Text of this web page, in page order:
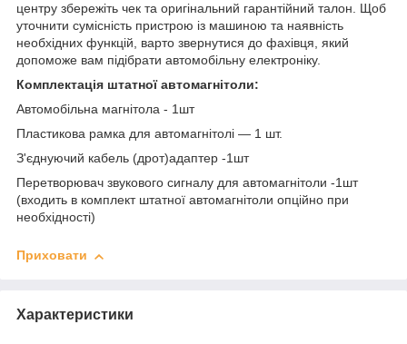
центру збережіть чек та оригінальний гарантійний талон. Щоб
уточнити сумісність пристрою із машиною та наявність
необхідних функцій, варто звернутися до фахівця, який
допоможе вам підібрати автомобільну електроніку.
Комплектація штатної автомагнітоли:
Автомобільна магнітола - 1шт
Пластикова рамка для автомагнітолі — 1 шт.
З'єднуючий кабель (дрот)адаптер -1шт
Перетворювач звукового сигналу для автомагнітоли -1шт
(входить в комплект штатної автомагнітоли опційно при
необхідності)
Приховати
Характеристики